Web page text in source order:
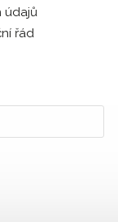
údajů
řád